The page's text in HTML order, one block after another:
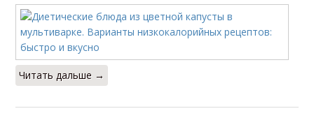
Читать дальше →